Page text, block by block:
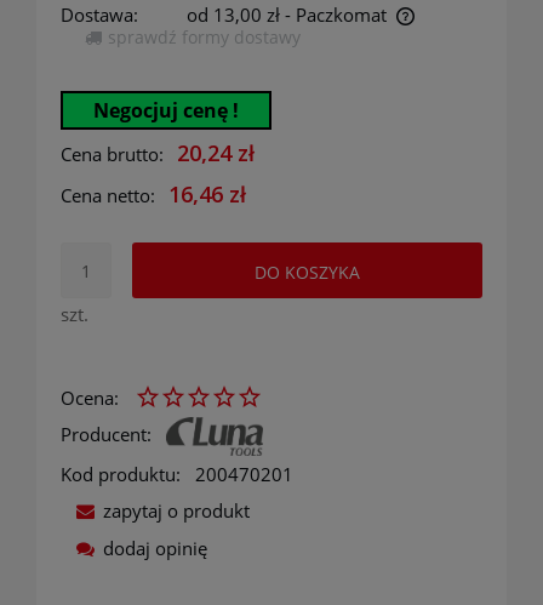
Dostawa:
od 13,00 zł - Paczkomat
Cena nie zawiera ewentualnych kosztów płatności
sprawdź formy dostawy
Negocjuj cenę !
Cena brutto: 20,24 zł
Cena netto: 16,46 zł
szt.
DO KOSZYKA
Ocena:
Producent:
Kod produktu:
200470201
zapytaj o produkt
dodaj opinię